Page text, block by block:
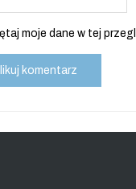
moje dane w tej